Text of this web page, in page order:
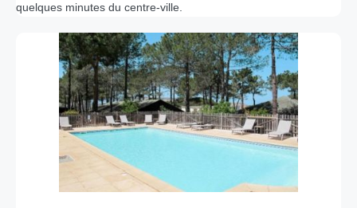
quelques minutes du centre-ville.